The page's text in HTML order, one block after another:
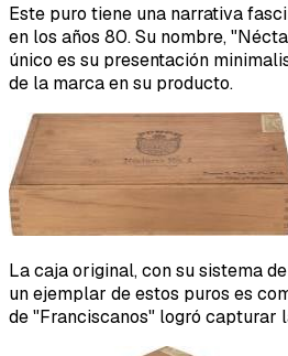
Este puro tiene una narrativa
en los años 80. Su nombre,
único es su presentación
de la marca en su producto.
La caja original, con su sistema
un ejemplar de estos puros es
de "Franciscanos" logró capturar